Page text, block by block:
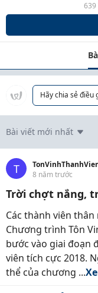
639
Hãy chia sẻ điều
Bài viết mới nhất
T
8 năm trước
Trời chợt nắng,
Các thành viên thân
Chương trình Tôn
bước vào giai đoạn
viên tích cực 2018.
thể của chương ...